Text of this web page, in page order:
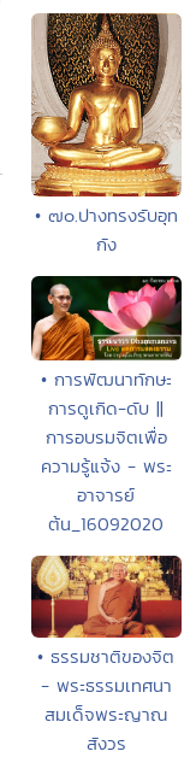
• ๗๐.ปางทรงรับอุท
กัง
• การพัฒนาทักษะ
การดูเกิด-ดับ ||
การอบรมจิตเพื่อ
ความรู้แจ้ง - พระ
อาจารย์
ต้น_16092020
• ธรรมชาติของจิต
- พระธรรมเทศนา
สมเด็จพระญาณ
สังวร